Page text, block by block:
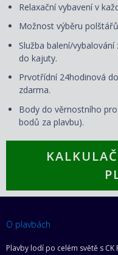
Relaxační vybavení v
Možnost výběru
Služba balení/
do kajuty.
Prvotřídní 24hodinová
zdarma.
Body do věrnostního
bodů za plavbu).
O plavbách
Plavby lodí po celém světě s CK